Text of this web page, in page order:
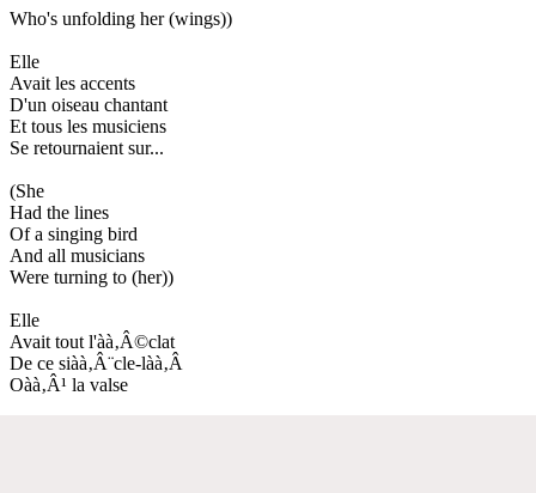
Who's unfolding her (wings))
Elle
Avait les accents
D'un oiseau chantant
Et tous les musiciens
Se retournaient sur...
(She
Had the lines
Of a singing bird
And all musicians
Were turning to (her))
Elle
Avait tout l'àà‚Â©clat
De ce siàà‚Â¨cle-làà‚Â
Oàà‚Â¹ la valse